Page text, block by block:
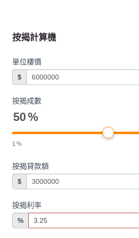
按揭計算機
單位樓價
$
按揭成數
50%
1 %
按揭貸款額
$
按揭利率
%